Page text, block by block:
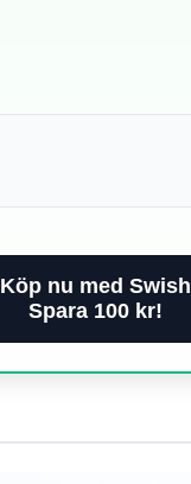
Köp nu med Swish
Spara 100 kr!